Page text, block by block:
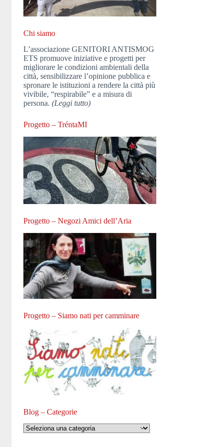
Chi siamo
L’associazione GENITORI ANTISMOG
ETS promuove iniziative e progetti per
migliorare le condizioni ambientali della
città, sensibilizzare l’opinione pubblica e
spronare le istituzioni a rendere la città più
vivibile, “respirabile” e a misura di
persona.(Leggi tutto)
Progetto – TréntaMI
Progetto – Negozi Amici dell’Aria
Progetto – Siamo nati per camminare
Blog – Categorie
Blog
–